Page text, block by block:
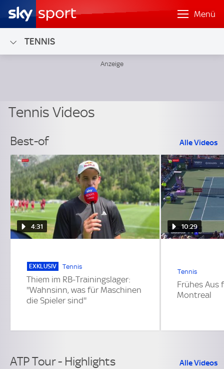
Menü
TENNIS
Tennis Videos
Best-of Alle Videos
4:31
EXKLUSIV Tennis
Thiem im RB-Trainingslager:
''Wahnsinn, was für Maschinen
die Spieler sind''
10:29
Tennis
Frühes Aus
Montreal
ATP Tour - Highlights Alle Videos